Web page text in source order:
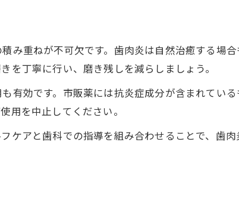
る実践方法
げる冷却とケアのポイント
対策に役立つ家庭療法
しい応急処置方法
せるための生活習慣の工夫
させないセルフケア方法
み重ねが不可欠です。歯肉炎は自然治癒する場
を丁寧に行い、磨き残しを減らしましょう。
有効です。市販薬には抗炎症成分が含まれてい
用を中止してください。
ケアと歯科での指導を組み合わせることで、歯